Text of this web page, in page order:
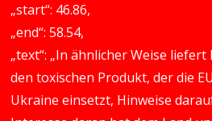
„start“: 46.86,
„end“: 58.54,
„text“: „In ähnlicher Weise
den toxischen Produkt, der die
Ukraine einsetzt, Hinweise